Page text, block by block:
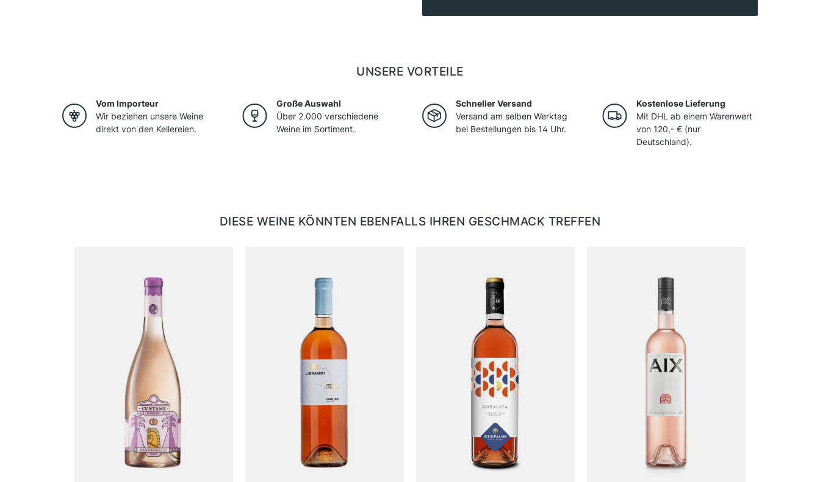
UNSERE VORTEILE
Vom Importeur
Wir beziehen unsere Weine
direkt von den Kellereien.
Große Auswahl
Über 2.000 verschiedene
Weine im Sortiment.
Schneller Versand
Versand am selben Werktag
bei Bestellungen bis 14 Uhr.
Kostenlose Lieferung
Mit DHL ab einem Warenwert
von 120,- € (nur
Deutschland).
DIESE WEINE KÖNNTEN EBENFALLS IHREN GESCHMACK TREFFEN